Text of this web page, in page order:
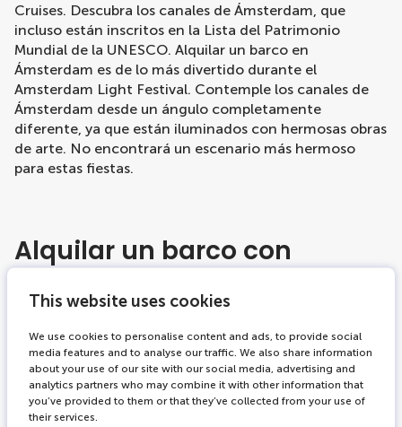
This website uses cookies
We use cookies to personalise content and ads, to provide social
media features and to analyse our traffic. We also share information
about your use of our site with our social media, advertising and
analytics partners who may combine it with other information that
you’ve provided to them or that they’ve collected from your use of
their services.
Cruises. Descubra los canales de Ámsterdam, que
incluso están inscritos en la Lista del Patrimonio
Mundial de la UNESCO. Alquilar un barco en
Ámsterdam es de lo más divertido durante el
Amsterdam Light Festival. Contemple los canales de
Ámsterdam desde un ángulo completamente
diferente, ya que están iluminados con hermosas obras
de arte. No encontrará un escenario más hermoso
para estas fiestas.
Alquilar un barco con
Ámsterdam. Nuestra amplia flota de barcos está
disponible todos los días de la semana excepto los
sábados. Ofrecemos paquetes para grupos a partir de
20 personas, y los barcos tienen capacidad para un
máximo de 80 personas. Lamentablemente, no